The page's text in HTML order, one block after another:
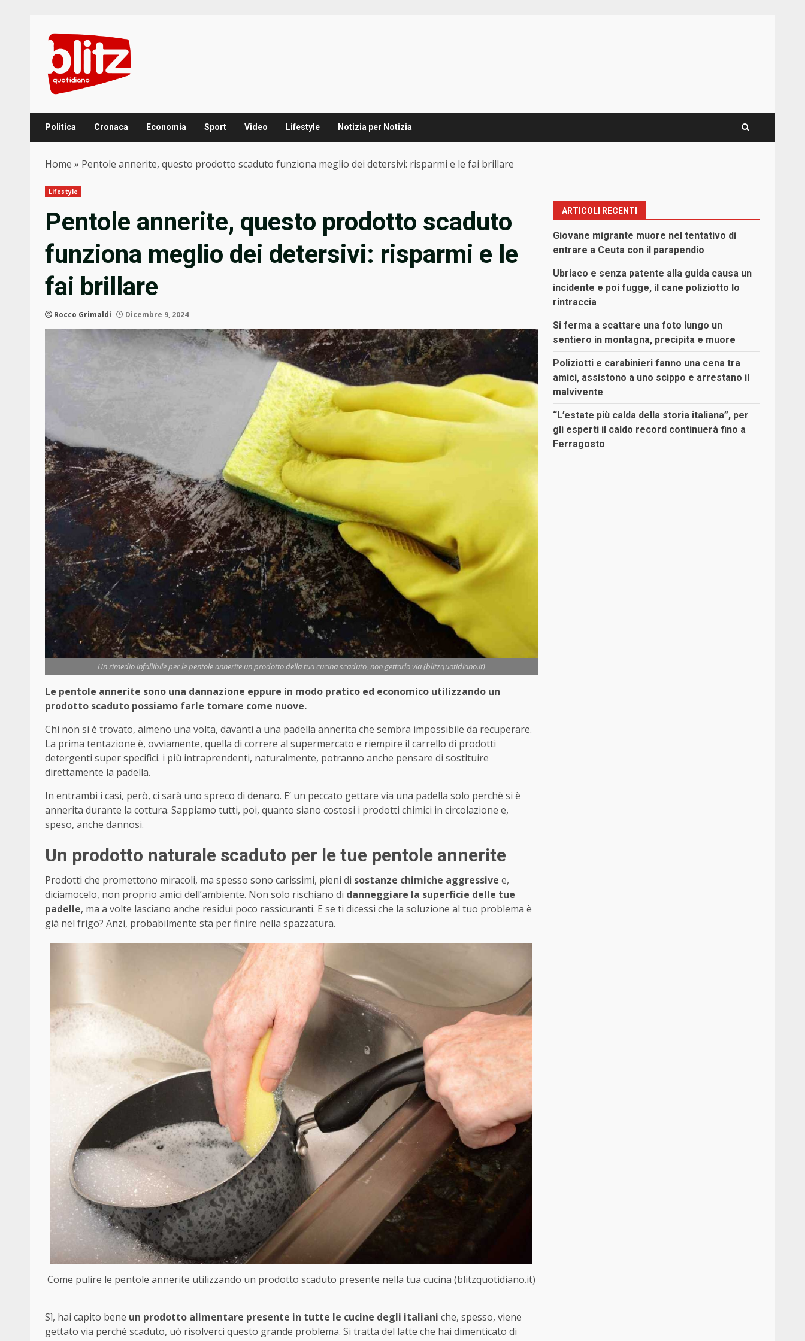
content
Politica Cronaca Economia Sport Video Lifestyle Notizia per Notizia
Home » Pentole annerite, questo prodotto scaduto funziona meglio dei detersivi: risparmi e le fai brillare
Lifestyle
Pentole annerite, questo prodotto scaduto
funziona meglio dei detersivi: risparmi e le
fai brillare
Rocco Grimaldi Dicembre 9, 2024
Un rimedio infallibile per le pentole annerite un prodotto della tua cucina scaduto, non gettarlo via (blitzquotidiano.it)
Le pentole annerite sono una dannazione eppure in modo pratico ed economico utilizzando un
prodotto scaduto possiamo farle tornare come nuove.
Chi non si è trovato, almeno una volta, davanti a una padella annerita che sembra impossibile da recuperare.
La prima tentazione è, ovviamente, quella di correre al supermercato e riempire il carrello di prodotti
detergenti super specifici. i più intraprendenti, naturalmente, potranno anche pensare di sostituire
direttamente la padella.
In entrambi i casi, però, ci sarà uno spreco di denaro. E’ un peccato gettare via una padella solo perchè si è
annerita durante la cottura. Sappiamo tutti, poi, quanto siano costosi i prodotti chimici in circolazione e,
speso, anche dannosi.
Un prodotto naturale scaduto per le tue pentole annerite
Prodotti che promettono miracoli, ma spesso sono carissimi, pieni di sostanze chimiche aggressive e,
diciamocelo, non proprio amici dell’ambiente. Non solo rischiano di danneggiare la superficie delle tue
padelle, ma a volte lasciano anche residui poco rassicuranti. E se ti dicessi che la soluzione al tuo problema è
già nel frigo? Anzi, probabilmente sta per finire nella spazzatura.
Come pulire le pentole annerite utilizzando un prodotto scaduto presente nella tua cucina (blitzquotidiano.it)
Sì, hai capito bene un prodotto alimentare presente in tutte le cucine degli italiani che, spesso, viene
gettato via perché scaduto, uò risolverci questo grande problema. Si tratta del latte che hai dimenticato di
ARTICOLI RECENTI
Giovane migrante muore nel tentativo di
entrare a Ceuta con il parapendio
Ubriaco e senza patente alla guida causa un
incidente e poi fugge, il cane poliziotto lo
rintraccia
Si ferma a scattare una foto lungo un
sentiero in montagna, precipita e muore
Poliziotti e carabinieri fanno una cena tra
amici, assistono a uno scippo e arrestano il
malvivente
“L’estate più calda della storia italiana”, per
gli esperti il caldo record continuerà fino a
Ferragosto